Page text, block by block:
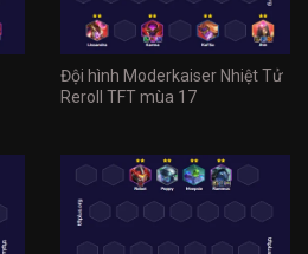
Đội hình Moderkaiser Nhiệt Tử
Reroll TFT mùa 17